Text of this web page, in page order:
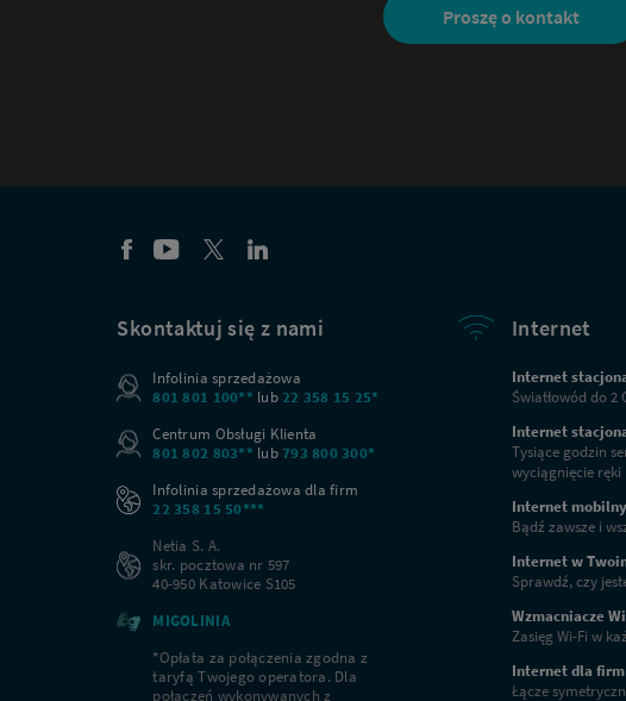
Proszę o kontakt
Skontaktuj się z nami
Infolinia sprzedażowa
801 801 100** lub 22 358 15 25*
Centrum Obsługi Klienta
801 802 803** lub793 800 300*
Infolinia sprzedażowa dla firm
22 358 15 50***
Netia S. A.
skr. pocztowa nr 597
40-950 Katowice S105
MIGOLINIA
*Opłata za połączenia zgodna z
taryfą Twojego operatora. Dla
połączeń wykonywanych z
Internet
Internet
Światłowód do 2
Internet
Tysiące godzin
wyciągnięcie ręki
Internet
Bądź zawsze i
Internet w
Sprawdź, czy
Wzmacniacze
Zasięg Wi-Fi w
Internet dla firm
Łącze